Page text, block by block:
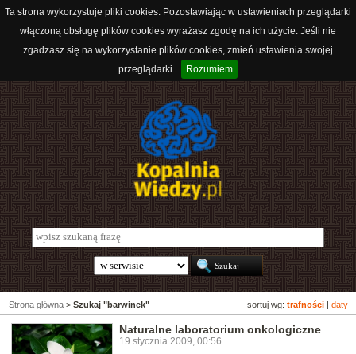
Ta strona wykorzystuje pliki cookies. Pozostawiając w ustawieniach przeglądarki
włączoną obsługę plików cookies wyrażasz zgodę na ich użycie. Jeśli nie
zgadzasz się na wykorzystanie plików cookies, zmień ustawienia swojej
przeglądarki.
Rozumiem
sortuj wg: trafności daty
Strona główna > Szukaj "barwinek"
Naturalne laboratorium onkologiczne
19 stycznia 2009, 00:56